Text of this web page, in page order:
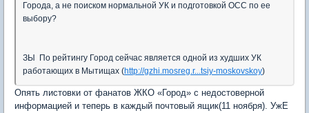
Города, а не поиском нормальной УК и подготовкой ОСС по ее
выбору?
ЗЫ По рейтингу Город сейчас является одной из худших УК
работающих в Мытищах (http://gzhi.mosreg.r...tsiy-moskovskoy)
Опять листовки от фанатов ЖКО «Город» с недостоверной
информацией и теперь в каждый почтовый ящик(11 ноября). УжЕ